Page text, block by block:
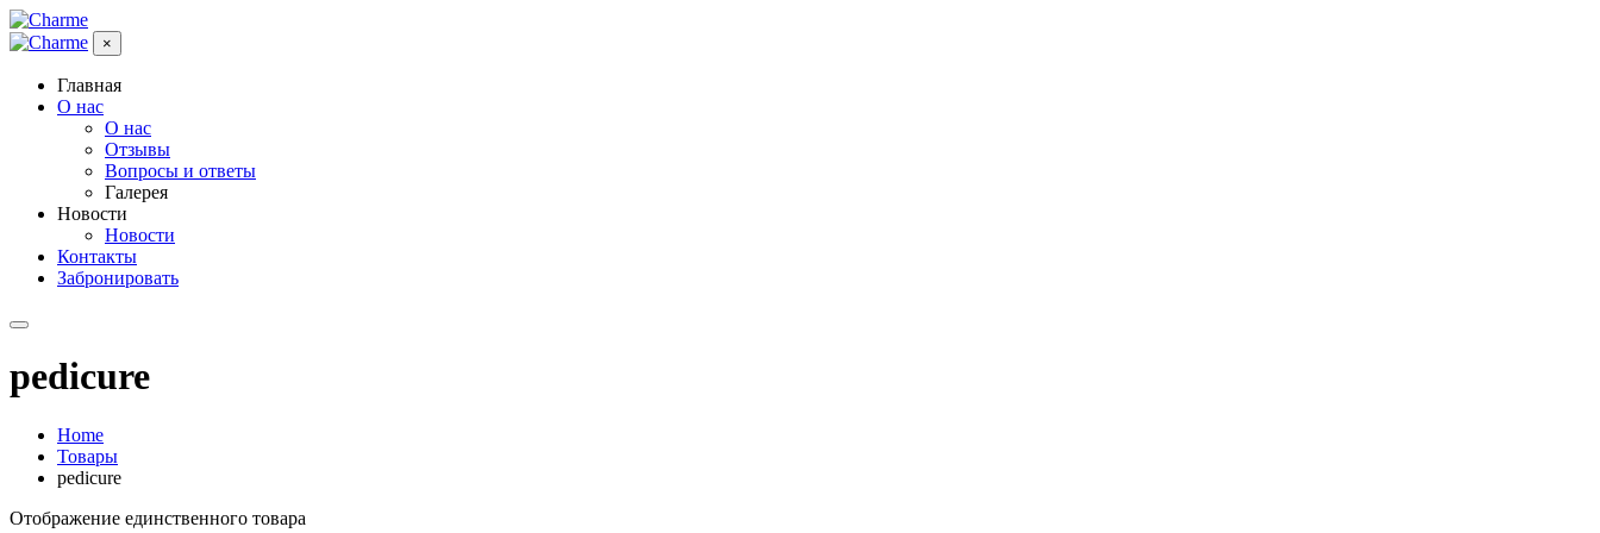
×
Главная
О нас
О нас
Отзывы
Вопросы и ответы
Галерея
Новости
Новости
Контакты
Забронировать
pedicure
Home
Товары
pedicure
Отображение единственного товара